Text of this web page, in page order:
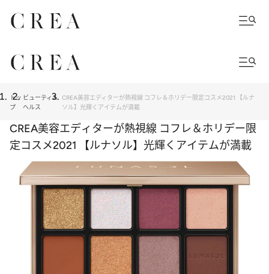
トッ
プ
ビューティ＆
ヘルス
CREA美容エディターが熱視線 コフレ＆ホリデー限定コスメ2021 【ルナ
ソル】光輝くアイテムが満載
CREA美容エディターが熱視線 コフレ＆ホリデー限
定コスメ2021 【ルナソル】光輝くアイテムが満載